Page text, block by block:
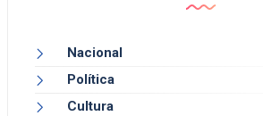
Nacional
Política
Cultura